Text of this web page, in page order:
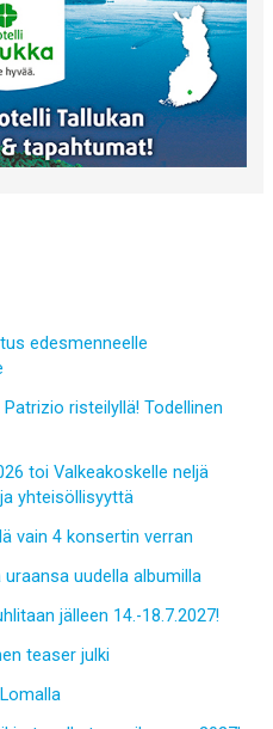
edesmenneelle
risteilyllä! Todellinen
toi Valkeakoskelle neljä
yhteisöllisyyttä
vain 4 konsertin verran
uudella albumilla
jälleen 14.-18.7.2027!
teaser julki